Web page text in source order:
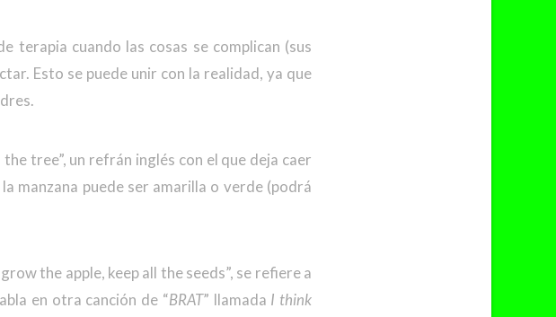
terapia cuando las cosas se complican (sus
Esto se puede unir con la realidad, ya que
tree”, un refrán inglés con el que deja caer
manzana puede ser amarilla o verde (podrá
the apple, keep all the seeds”, se refiere a
en otra canción de “BRAT” llamada I think